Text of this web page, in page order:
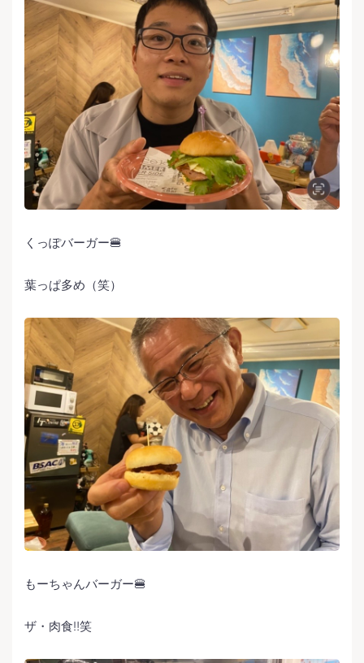
くっぽバーガー🍔
葉っぱ多め（笑）
もーちゃんバーガー🍔
ザ・肉食‼️笑